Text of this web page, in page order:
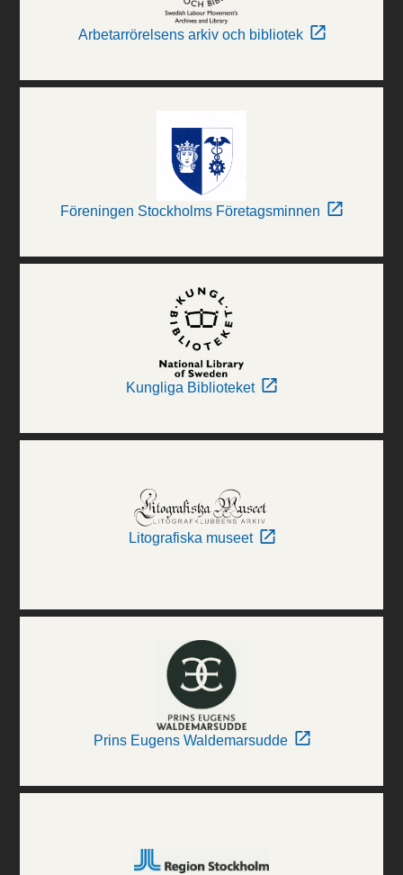
Arbetarrörelsens arkiv och bibliotek
Föreningen Stockholms Företagsminnen
Kungliga Biblioteket
Litografiska museet
Prins Eugens Waldemarsudde